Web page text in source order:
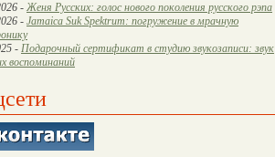
- Женя Русских: голос нового поколения русского рэпа
- Jamaica Suk Spektrum: погружение в мрачную
- Подарочный сертификат в студию звукозаписи: звук
воспоминаний